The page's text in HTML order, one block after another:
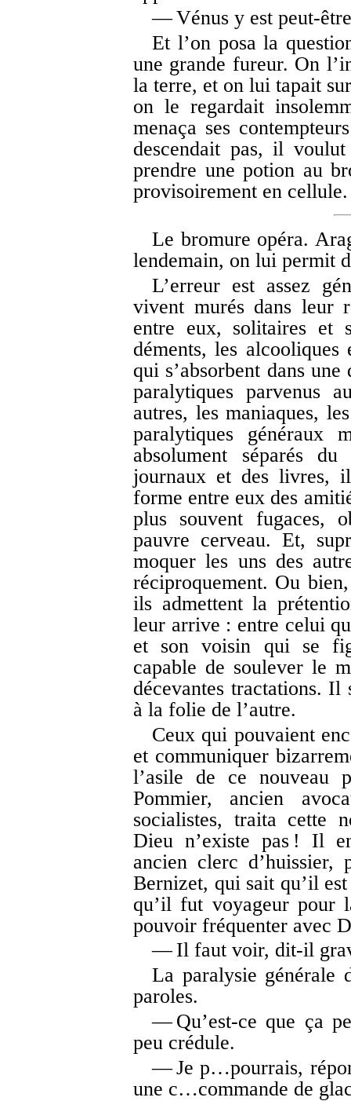
— Vénus y est peut-
Et l’on posa la
une grande fureur. On
la terre, et on lui tapait
on le regardait
menaça ses
descendait pas, il
prendre une potion au
provisoirement en cellule.
Le bromure opéra.
lendemain, on lui permit
L’erreur est assez
vivent murés dans leur
entre eux, solitaires et
déments, les
qui s’absorbent dans
paralytiques parvenus
autres, les maniaques,
paralytiques généraux
absolument séparés
journaux et des livres,
forme entre eux des
plus souvent fugaces,
pauvre cerveau. Et,
moquer les uns des
réciproquement. Ou
ils admettent la
leur arrive : entre celui
et son voisin qui se
capable de soulever le
décevantes tractations.
à la folie de l’autre.
Ceux qui pouvaient
et communiquer
l’asile de ce nouveau
Pommier, ancien
socialistes, traita cette
Dieu n’existe pas ! Il
ancien clerc d’huissier,
Bernizet, qui sait qu’il
qu’il fut voyageur pour
pouvoir fréquenter avec
— Il faut voir, dit-il
La paralysie générale
paroles.
— Qu’est-ce que ça
peu crédule.
— Je p…pourrais,
une c…commande de